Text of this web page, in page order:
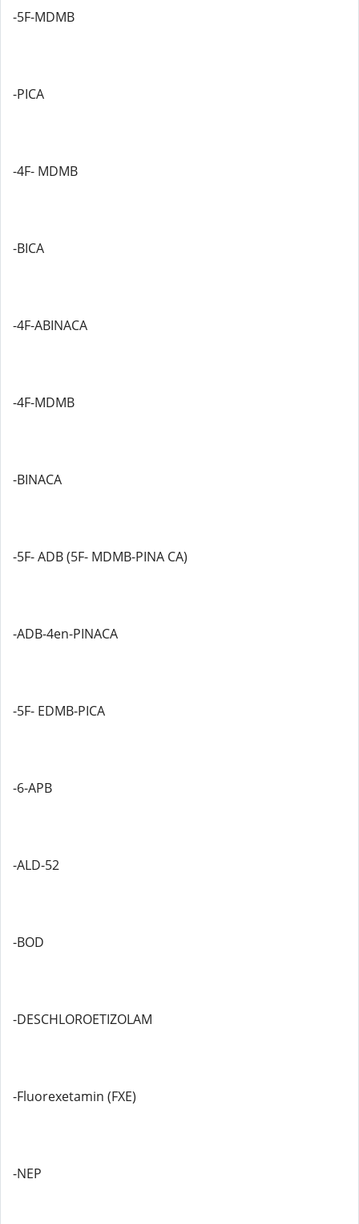
-5F-MDMB
-PICA
-4F- MDMB
-BICA
-4F-ABINACA
-4F-MDMB
-BINACA
-5F- ADB (5F- MDMB-PINA CA)
-ADB-4en-PINACA
-5F- EDMB-PICA
-6-APB
-ALD-52
-BOD
-DESCHLOROETIZOLAM
-Fluorexetamin (FXE)
-NEP